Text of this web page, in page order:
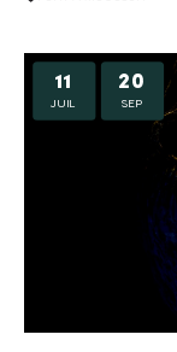
11
JUIL
20
SEP